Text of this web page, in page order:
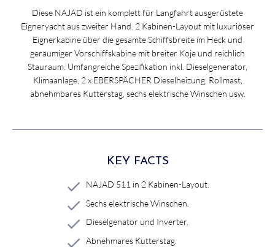
Diese NAJAD ist ein komplett für Langfahrt ausgerüstete
Eigneryacht aus zweiter Hand. 2 Kabinen-Layout mit luxuriöser
Eignerkabine über die gesamte Schiffsbreite im Heck und
geräumiger Vorschiffskabine mit breiter Koje und reichlich
Stauraum. Umfangreiche Spezifikation inkl. Dieselgenerator,
Klimaanlage, 2 x EBERSPÄCHER Dieselheizung, Rollmast,
abnehmbares Kutterstag, sechs elektrische Winschen usw.
KEY FACTS
NAJAD 511 in 2 Kabinen-Layout.
Sechs elektrische Winschen.
Dieselgenator und Inverter.
Abnehmares Kutterstag.